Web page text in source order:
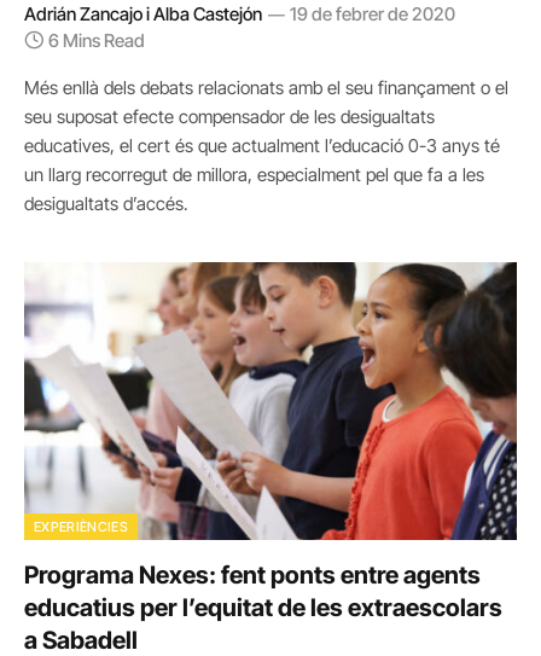
Adrián Zancajo i Alba Castejón
19 de febrer de 2020
6 Mins Read
Més enllà dels debats relacionats amb el seu finançament o el
seu suposat efecte compensador de les desigualtats
educatives, el cert és que actualment l’educació 0-3 anys té
un llarg recorregut de millora, especialment pel que fa a les
desigualtats d’accés.
EXPERIÈNCIES
Programa Nexes: fent ponts entre agents
educatius per l’equitat de les extraescolars
a Sabadell